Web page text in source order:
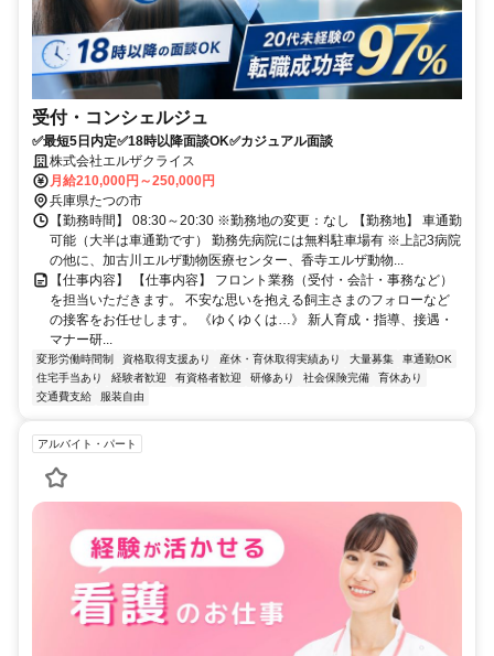
受付・コンシェルジュ
✅最短5日内定✅18時以降面談OK✅カジュアル面談
株式会社エルザクライス
月給210,000円～250,000円
兵庫県たつの市
【勤務時間】 08:30～20:30 ※勤務地の変更：なし 【勤務地】 車通勤
可能（大半は車通勤です） 勤務先病院には無料駐車場有 ※上記3病院
の他に、加古川エルザ動物医療センター、香寺エルザ動物...
【仕事内容】 【仕事内容】 フロント業務（受付・会計・事務など）
を担当いただきます。 不安な思いを抱える飼主さまのフォローなど
の接客をお任せします。 《ゆくゆくは…》 新人育成・指導、接遇・
マナー研...
変形労働時間制 資格取得支援あり 産休・育休取得実績あり 大量募集
車通勤OK
住宅手当あり
経験者歓迎 有資格者歓迎 研修あり 社会保険完備
育休あり
交通費支給
服装自由
アルバイト・パート